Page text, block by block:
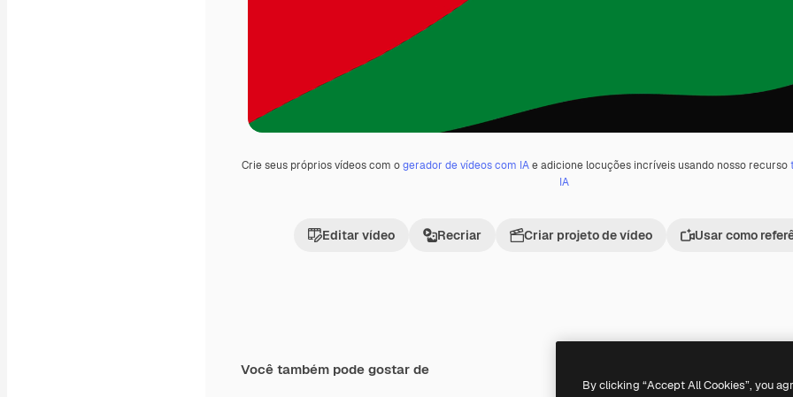
Crie seus próprios vídeos com ogerador de vídeos com IAe adicione locuções incríveis usando nosso recurso
IA
Editar vídeo Recriar Criar projeto de vídeo Usar como
Você também pode gostar de
By clicking “Accept All Cookies”, you